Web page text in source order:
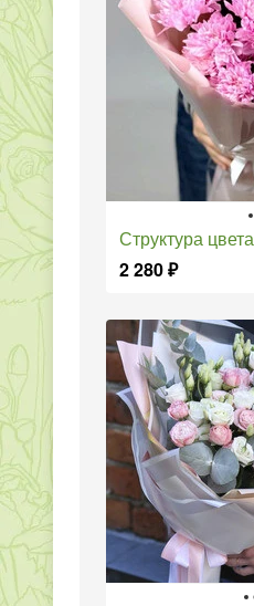
Структура цвета
2 280₽